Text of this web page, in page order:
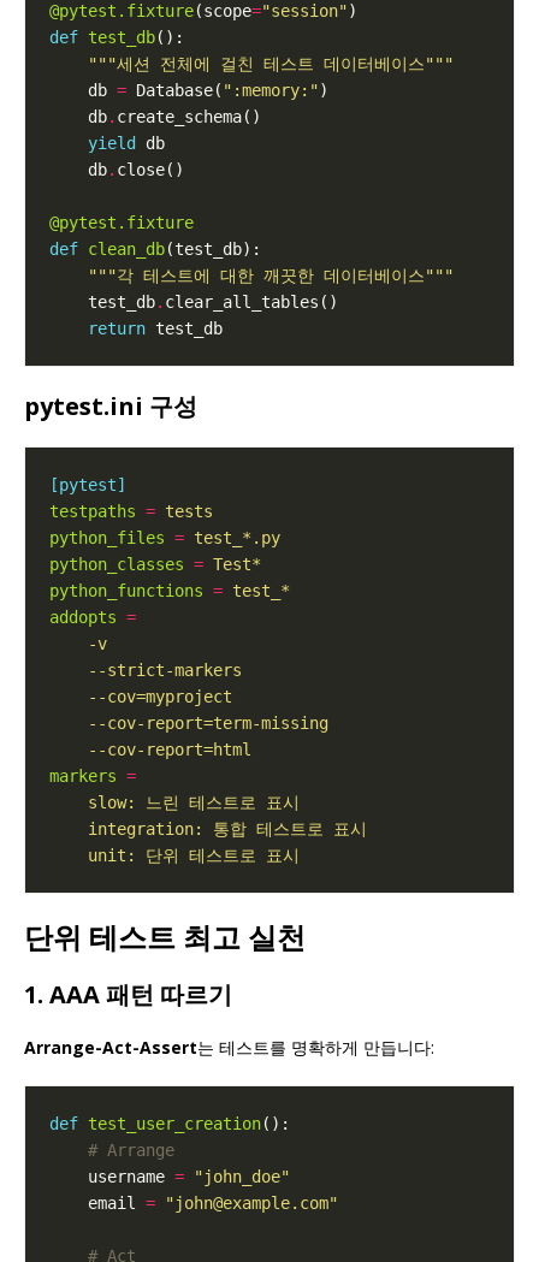
@pytest.fixture(scope="session"
def test_db
"""세션 전체에 걸친 테스트 데이터베이스"""
    db
= Database( ":memory:"
    db
.
yield
    db
.
@pytest.fixture
def clean_db
"""각 테스트에 대한 깨끗한 데이터베이스"""
    test_db
.
return
pytest.ini 구성
[pytest]
testpaths = tests
python_files = test_*.py
python_classes = Test*
python_functions = test_*
addopts =
    --cov-report=html
markers =
    unit: 단위 테스트로 표시
단위 테스트 최고 실천
1. AAA 패턴 따르기
Arrange-Act-Assert는 테스트를 명확하게 만듭니다:
def test_user_creation
# Arrange
    username
=
"john_doe"
    email
= "john@example.com"
# Act